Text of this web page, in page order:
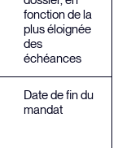
fonction de la
plus éloignée
des
échéances
Date de fin du
mandat